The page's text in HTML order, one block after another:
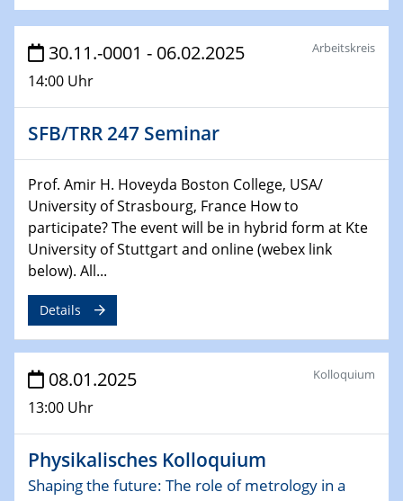
Physikalisches Kolloquium
Make it and break it: Contact and Cracks at soft
interfaces
HyMission Short Talks
29.01.2025
Physikalisches Kolloquium
Decoding mRNA translation: Computational and
experimental approaches to understanding gene
expression
29.01.2025
GDCh Kolloquium
The Cation Shuffle
WIN & CENIDE Seminar Series on 2D-
MATURE
30.01.2025
Talk Prof. Erwin Reisner
30.11.-0001 - 06.02.2025
14:00 Uhr
Arbeitskreis
SFB/TRR 247 Seminar
Prof. Amir H. Hoveyda Boston College, USA/
University of Strasbourg, France How to
participate? The event will be in hybrid form at Kte
University of Stuttgart and online (webex link
below). All...
Details
08.01.2025
13:00 Uhr
Kolloquium
Physikalisches Kolloquium
Shaping the future: The role of metrology in a